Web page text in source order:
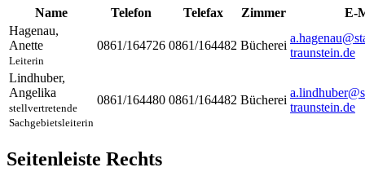
Name Telefon Telefax Zimmer
E-
Hagenau,
Anette
Leiterin
0861/164726 0861/164482 Bücherei
traunstein.de
Lindhuber,
Angelika
stellvertretende
Sachgebietsleiterin
0861/164480 0861/164482 Bücherei
traunstein.de
Seitenleiste Rechts